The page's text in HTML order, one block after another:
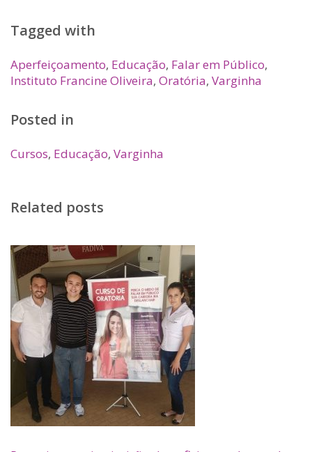
Tagged with
Aperfeiçoamento, Educação, Falar em Público,
Instituto Francine Oliveira, Oratória, Varginha
Posted in
Cursos, Educação, Varginha
Related posts